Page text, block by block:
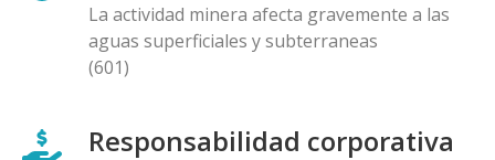
La actividad minera afecta gravemente a las
aguas superficiales y subterraneas
(601)
Responsabilidad corporativa